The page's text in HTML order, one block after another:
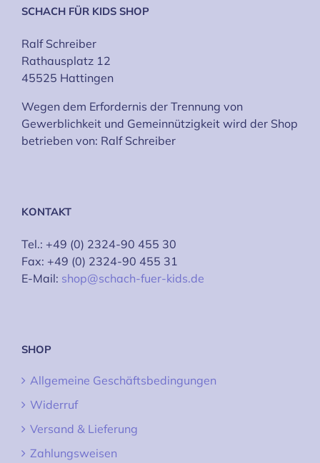
SCHACH FÜR KIDS SHOP
Ralf Schreiber
Rathausplatz 12
45525 Hattingen
Wegen dem Erfordernis der Trennung von
Gewerblichkeit und Gemeinnützigkeit wird der Shop
betrieben von: Ralf Schreiber
KONTAKT
Tel.: +49 (0) 2324-90 455 30
Fax: +49 (0) 2324-90 455 31
E-Mail: shop@schach-fuer-kids.de
SHOP
Allgemeine Geschäftsbedingungen
Widerruf
Versand & Lieferung
Zahlungsweisen